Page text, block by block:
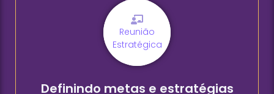
Reunião
Estratégica
Definindo metas e estratégias